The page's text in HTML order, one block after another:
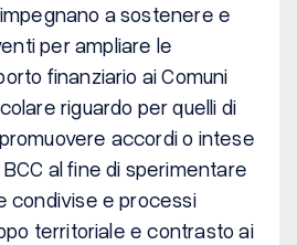
a sostenere e
per ampliare le
finanziario ai Comuni
riguardo per quelli di
accordi o intese
al fine di sperimentare
condivise e processi
territoriale e contrasto ai